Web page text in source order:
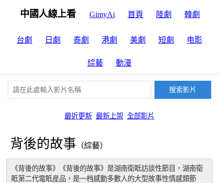
中國人線上看 GimyAi 首頁 陸劇 韓劇
台劇 日劇 泰劇 港劇 美劇 短劇 电影
綜藝 動漫
最近更新 最新上架 全部影片
背後的故事 （綜藝）
《背後的故事》《背後的故事》是湖南衛眡訪談性節目，湖南衛
眡第二代電眡産品，是一档感動多數人的大型故事性情感類節